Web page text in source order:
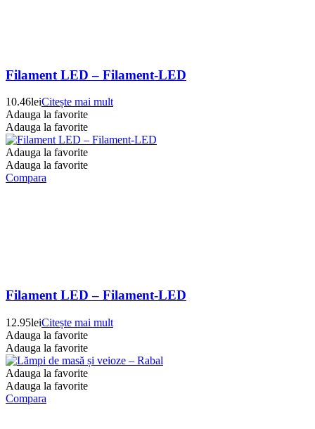
Filament LED – Filament-LED
10.46leiCitește mai mult
Adauga la favorite
Adauga la favorite
Adauga la favorite
Adauga la favorite
Compara
Filament LED – Filament-LED
12.95leiCitește mai mult
Adauga la favorite
Adauga la favorite
Adauga la favorite
Adauga la favorite
Compara